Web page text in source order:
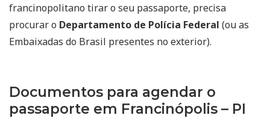
francinopolitano tirar o seu passaporte, precisa
procurar o Departamento de Polícia Federal (ou as
Embaixadas do Brasil presentes no exterior).
Documentos para agendar o
passaporte em Francinópolis – PI